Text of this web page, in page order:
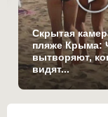
Скрытая
пляже Крыма:
вытворяют,
видят...